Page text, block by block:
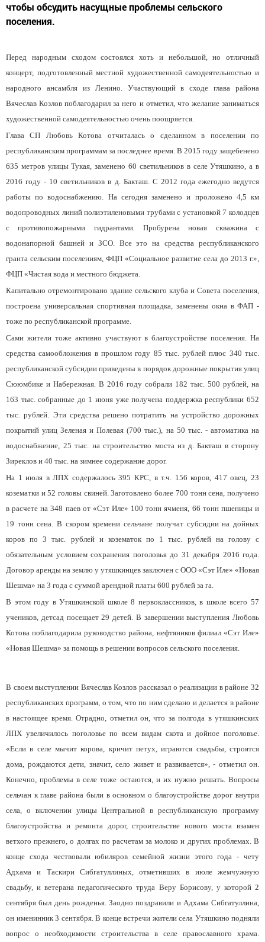
чтобы обсудить насущные проблемы сельского
поселения.
Перед народным сходом состоялся хоть и небольшой, но отличный
концерт, подготовленный местной художественной самодеятельностью и
народного ансамбля из Ленино. Участвующий в сходе глава района
Вячеслав Козлов поблагодарил за него и отметил, что желание заниматься
художественной самодеятельностью очень поощряется.
Глава СП Любовь Котова отчиталась о сделанном в поселении по
республиканским программам за последнее время. В 2015 году защебенено
635 метров улицы Тукая, заменено 60 светильников в селе Утяшкино, а в
2016 году - 10 светильников в д. Бакташ. С 2012 года ежегодно ведутся
работы по водоснабжению. На сегодня заменено и проложено 4,5 км
водопроводных линий полиэтиленовыми трубами с установкой 7 колодцев
с противопожарными гидрантами. Пробурена новая скважина с
водонапорной башней и ЗСО. Все это на средства республиканского
гранта сельским поселениям, ФЦП «Социальное развитие села до 2013 г.»,
ФЦП «Чистая вода и местного бюджета.
Капитально отремонтировано здание сельского клуба и Совета поселения,
построена универсальная спортивная площадка, заменены окна в ФАП -
тоже по республиканской программе.
Сами жители тоже активно участвуют в благоустройстве поселения. На
средства самообложения в прошлом году 85 тыс. рублей плюс 340 тыс.
республиканской субсидии приведены в порядок дорожные покрытия улиц
Сююмбике и Набережная. В 2016 году собрали 182 тыс. 500 рублей, на
163 тыс. собранные до 1 июня уже получена поддержка республики 652
тыс. рублей. Эти средства решено потратить на устройство дорожных
покрытий улиц Зеленая и Полевая (700 тыс.), на 50 тыс. - автоматика на
водоснабжение, 25 тыс. на строительство моста из д. Бакташ в сторону
Зиреклов и 40 тыс. на зимнее содержание дорог.
На 1 июля в ЛПХ содержалось 395 КРС, в т.ч. 156 коров, 417 овец, 23
козематки и 52 головы свиней. Заготовлено более 700 тонн сена, получено
в расчете на 348 паев от «Сэт Иле» 100 тонн ячменя, 66 тонн пшеницы и
19 тонн сена. В скором времени сельчане получат субсидии на дойных
коров по 3 тыс. рублей и козематок по 1 тыс. рублей на голову с
обязательным условием сохранения поголовья до 31 декабря 2016 года.
Договор аренды на землю у утяшкинцев заключен с ООО «Сэт Иле» «Новая
Шешма» на 3 года с суммой арендной платы 600 рублей за га.
В этом году в Утяшкинской школе 8 первоклассников, в школе всего 57
учеников, детсад посещает 29 детей. В завершении выступления Любовь
Котова поблагодарила руководство района, нефтяников филиал «Сэт Иле»
«Новая Шешма» за помощь в решении вопросов сельского поселения.
В своем выступлении Вячеслав Козлов рассказал о реализации в районе 32
республиканских программ, о том, что по ним сделано и делается в районе
в настоящее время. Отрадно, отметил он, что за полгода в утяшкинских
ЛПХ увеличилось поголовье по всем видам скота и дойное поголовье.
«Если в селе мычит корова, кричит петух, играются свадьбы, строятся
дома, рождаются дети, значит, село живет и развивается», - отметил он.
Конечно, проблемы в селе тоже остаются, и их нужно решать. Вопросы
сельчан к главе района были в основном о благоустройстве дорог внутри
села, о включении улицы Центральной в республиканскую программу
благоустройства и ремонта дорог, строительстве нового моста взамен
ветхого прежнего, о долгах по расчетам за молоко и других проблемах. В
конце схода чествовали юбиляров семейной жизни этого года - чету
Адхама и Таскири Сибгатуллиных, отметивших в июле жемчужную
свадьбу, и ветерана педагогического труда Веру Борисову, у которой 2
сентября был день рожденья. Заодно поздравили и Адхама Сибгатуллина,
он именинник 3 сентября. В конце встречи жители села Утяшкино подняли
вопрос о необходимости строительства в селе православного храма.